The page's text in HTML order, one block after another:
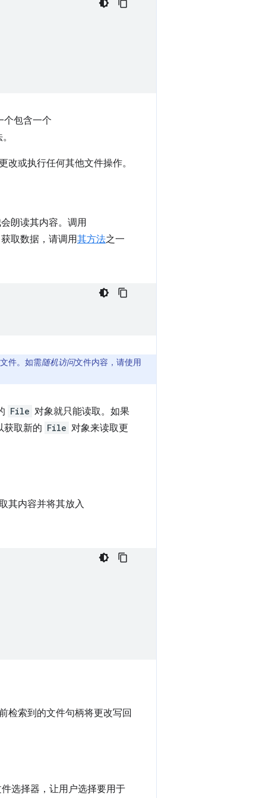
个包含一个
或执行任何其他文件操作。
朗读其内容。调用
取数据，请调用其方法之一
件。如需随机访问文件内容，请使用
File 对象就只能读取。如果
获取新的 File 对象来读取更
其内容并将其放入
检索到的文件句柄将更改写回
选择器，让用户选择要用于